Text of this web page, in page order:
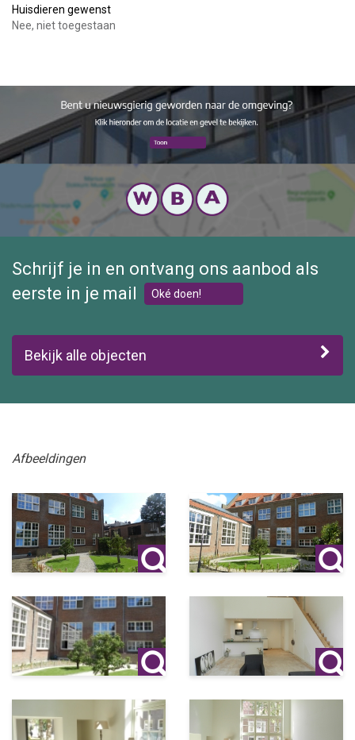
Huisdieren gewenst
Nee, niet toegestaan
Schrijf je in en ontvang ons aanbod als
eerste in je mail
Oké doen!
Bekijk alle objecten
Afbeeldingen